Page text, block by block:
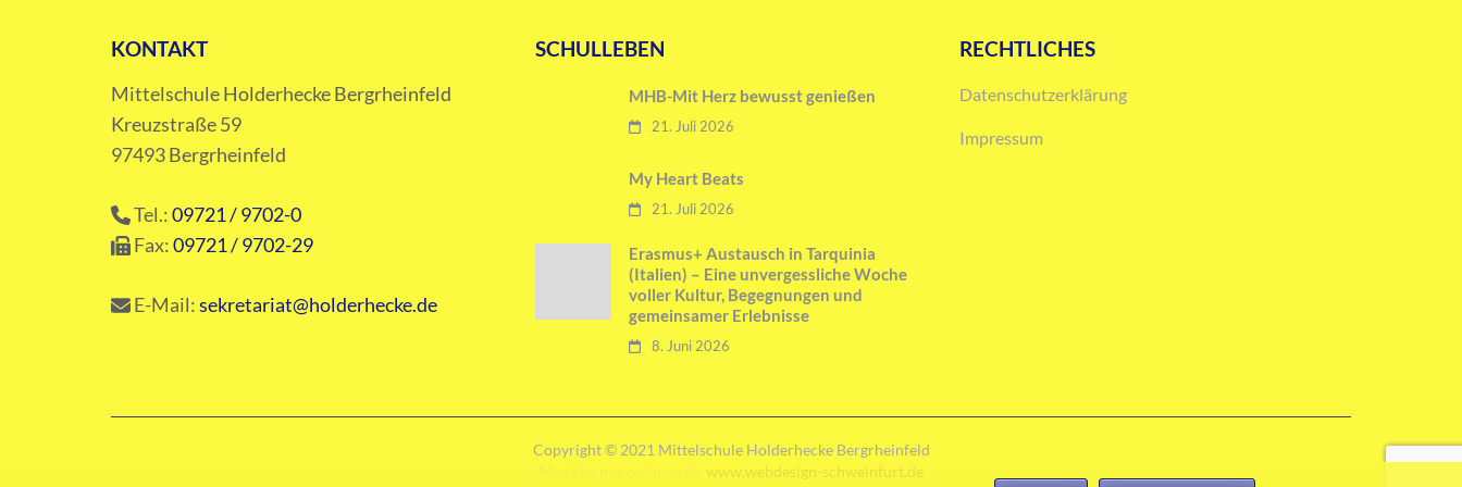
KONTAKT
Mittelschule Holderhecke Bergrheinfeld
Kreuzstraße 59
97493 Bergrheinfeld
Tel.:09721 / 9702-0
Fax:09721 / 9702-29
E-Mail:sekretariat@holderhecke.de
SCHULLEBEN
MHB-Mit Herz bewusst genießen
21. Juli 2026
My Heart Beats
21. Juli 2026
Erasmus+ Austausch in Tarquinia
(Italien) – Eine unvergessliche Woche
voller Kultur, Begegnungen und
gemeinsamer Erlebnisse
8. Juni 2026
RECHTLICHES
Datenschutzerklärung
Impressum
Copyright © 2021 Mittelschule Holderhecke Bergrheinfeld
www.webdesign-schweinfurt.de